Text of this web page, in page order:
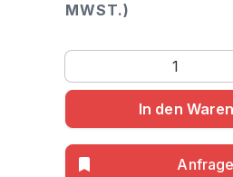
MWST.)
Produkt Anzahl: Gib
In den